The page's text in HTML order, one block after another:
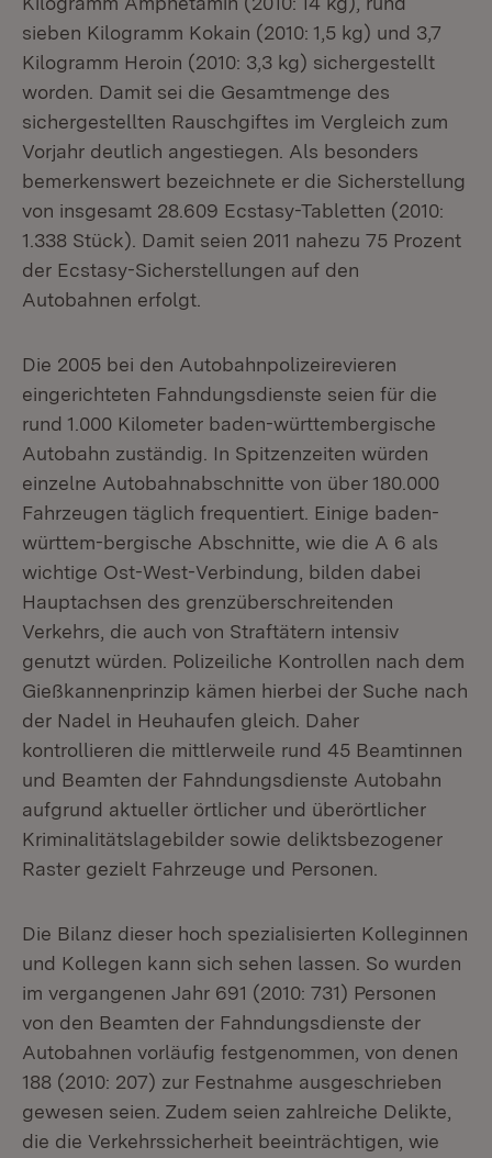
sieben Kilogramm Kokain (2010: 1,5 kg) und 3,7
Kilogramm Heroin (2010: 3,3 kg) sichergestellt
worden. Damit sei die Gesamtmenge des
sichergestellten Rauschgiftes im Vergleich zum
Vorjahr deutlich angestiegen. Als besonders
bemerkenswert bezeichnete er die Sicherstellung
von insgesamt 28.609 Ecstasy-Tabletten (2010:
1.338 Stück). Damit seien 2011 nahezu 75 Prozent
der Ecstasy-Sicherstellungen auf den
Autobahnen erfolgt.
Die 2005 bei den Autobahnpolizeirevieren
eingerichteten Fahndungsdienste seien für die
rund 1.000 Kilometer baden-württembergische
Autobahn zuständig. In Spitzenzeiten würden
einzelne Autobahnabschnitte von über 180.000
Fahrzeugen täglich frequentiert. Einige baden-
württem-bergische Abschnitte, wie die A 6 als
wichtige Ost-West-Verbindung, bilden dabei
Hauptachsen des grenzüberschreitenden
Verkehrs, die auch von Straftätern intensiv
genutzt würden. Polizeiliche Kontrollen nach dem
Gießkannenprinzip kämen hierbei der Suche nach
der Nadel in Heuhaufen gleich. Daher
kontrollieren die mittlerweile rund 45 Beamtinnen
und Beamten der Fahndungsdienste Autobahn
aufgrund aktueller örtlicher und überörtlicher
Kriminalitätslagebilder sowie deliktsbezogener
Raster gezielt Fahrzeuge und Personen.
Die Bilanz dieser hoch spezialisierten Kolleginnen
und Kollegen kann sich sehen lassen. So wurden
im vergangenen Jahr 691 (2010: 731) Personen
von den Beamten der Fahndungsdienste der
Autobahnen vorläufig festgenommen, von denen
188 (2010: 207) zur Festnahme ausgeschrieben
gewesen seien. Zudem seien zahlreiche Delikte,
die die Verkehrssicherheit beeinträchtigen, wie